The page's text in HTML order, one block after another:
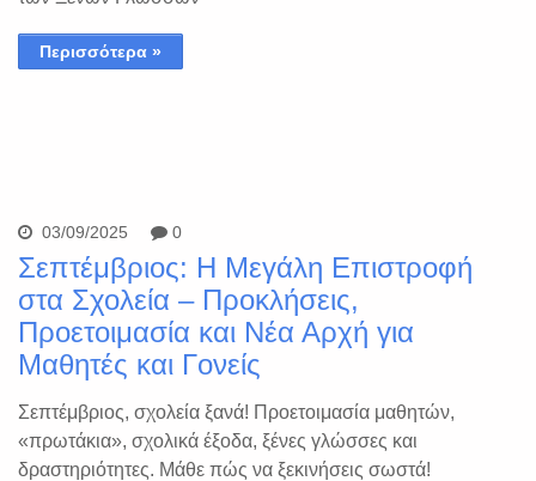
Περισσότερα »
03/09/2025 0
Σεπτέμβριος: Η Μεγάλη Επιστροφή
στα Σχολεία – Προκλήσεις,
Προετοιμασία και Νέα Αρχή για
Μαθητές και Γονείς
Σεπτέμβριος, σχολεία ξανά! Προετοιμασία μαθητών,
«πρωτάκια», σχολικά έξοδα, ξένες γλώσσες και
δραστηριότητες. Μάθε πώς να ξεκινήσεις σωστά!